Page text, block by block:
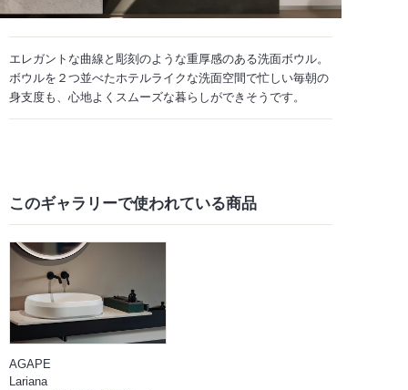
エレガントな曲線と彫刻のような重厚感のある洗面ボウル。
ボウルを２つ並べたホテルライクな洗面空間で忙しい毎朝の
身支度も、心地よくスムーズな暮らしができそうです。
このギャラリーで使われている商品
AGAPE
Lariana